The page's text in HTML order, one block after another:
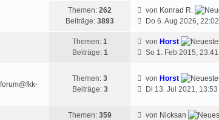
Themen: 262
Beiträge: 3893
von Konrad R.
Do 6. Aug 2026, 22:02
Themen: 1
Beiträge: 1
von Horst
So 1. Feb 2015, 23:41
forum@fkk-
Themen: 3
Beiträge: 3
von Horst
Di 13. Jul 2021, 13:53
Themen: 359
von Nicksan